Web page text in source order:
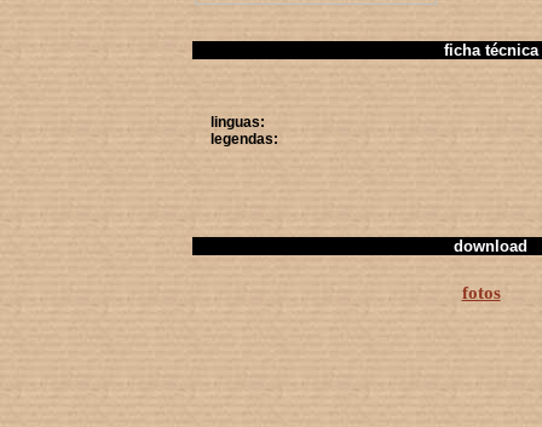
ficha técnica
linguas:
legendas:
download
fotos